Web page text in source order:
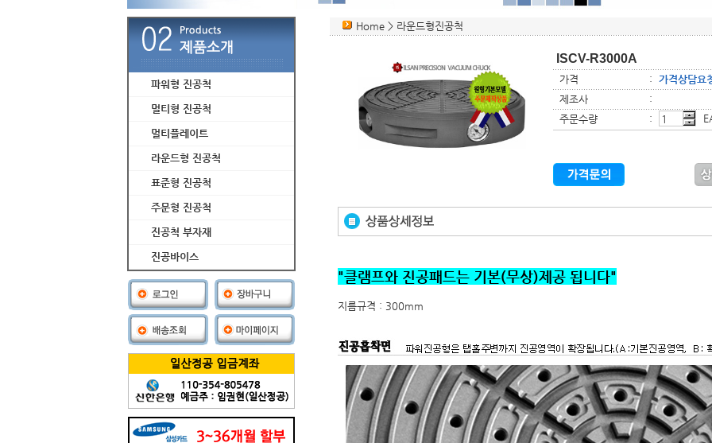
파워형 진공척
멀티형 진공척
멀티플레이트
라운드형 진공척
표준형 진공척
주문형 진공척
진공척 부자재
진공바이스
Home > 라운드형진공척
ISCV-R3000A
가격 : 가격상담요
제조사
:
주문수량
:
"클램프와 진공패드는 기본(무상)제공 됩니다"
지름규격 : 300mm